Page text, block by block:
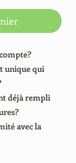
unique qui
déjà rempli
avec la